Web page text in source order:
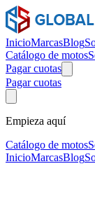
InicioMarcasBlog
Catálogo de motos
Pagar cuotas
Pagar cuotas
Empieza aquí
Catálogo de motos
InicioMarcasBlog